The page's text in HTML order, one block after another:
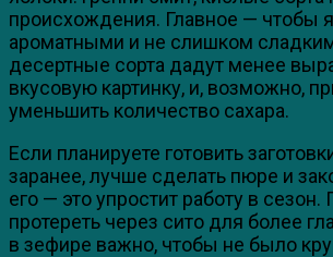
происхождения. Главное — чтобы
ароматными и не слишком
десертные сорта дадут менее
вкусовую картинку, и, возможно,
уменьшить количество сахара.
Если планируете готовить
заранее, лучше сделать пюре и
его — это упростит работу в
протереть через сито для более
в зефире важно, чтобы не было